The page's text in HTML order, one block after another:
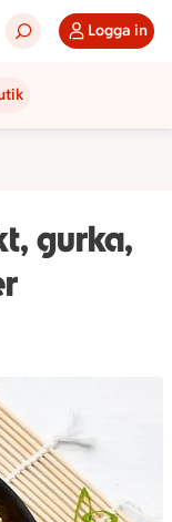
Logga in
gurka,